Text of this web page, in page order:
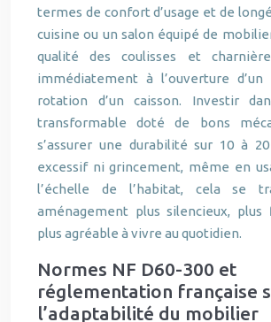
termes de confort d’usage et de
cuisine ou un salon équipé de
qualité des coulisses et
immédiatement à l’ouverture
rotation d’un caisson. Investir
transformable doté de bons
s’assurer une durabilité sur 10 à
excessif ni grincement, même en
l’échelle de l’habitat, cela se
aménagement plus silencieux,
plus agréable à vivre au quotidien.
Normes NF D60-300 et
réglementation française
l’adaptabilité du mobilier